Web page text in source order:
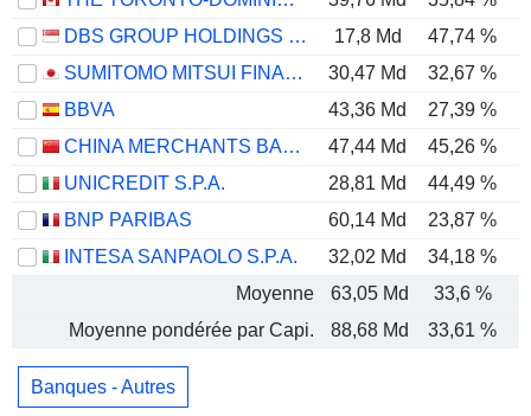
DBS GROUP HOLDINGS LTD
17,8 Md 47,74 %
SUMITOMO MITSUI FINANCIAL GROUP, INC.
30,47 Md 32,67 %
BBVA
43,36 Md 27,39 %
CHINA MERCHANTS BANK CO., LTD.
47,44 Md 45,26 %
UNICREDIT S.P.A.
28,81 Md 44,49 %
BNP PARIBAS
60,14 Md 23,87 %
INTESA SANPAOLO S.P.A.
32,02 Md 34,18 %
Moyenne
63,05 Md 33,6 %
Moyenne pondérée par Capi.
88,68 Md 33,61 %
Banques - Autres